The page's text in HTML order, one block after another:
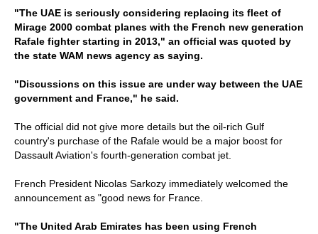
"The UAE is seriously considering replacing its fleet of
Mirage 2000 combat planes with the French new generation
Rafale fighter starting in 2013," an official was quoted by
the state WAM news agency as saying.
"Discussions on this issue are under way between the UAE
government and France," he said.
The official did not give more details but the oil-rich Gulf
country's purchase of the Rafale would be a major boost for
Dassault Aviation's fourth-generation combat jet.
French President Nicolas Sarkozy immediately welcomed the
announcement as "good news for France.
"The United Arab Emirates has been using French